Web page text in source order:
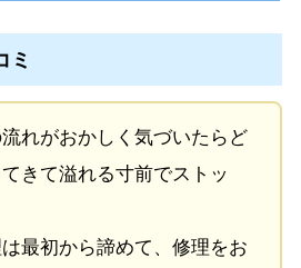
ミ
れがおかしく気づいたらど
きて溢れる寸前でストッ
最初から諦めて、修理をお